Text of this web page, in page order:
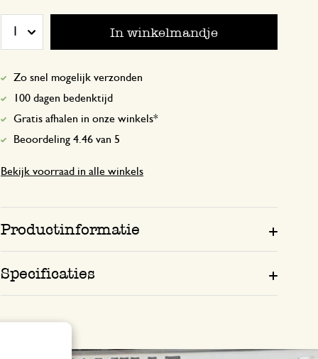
In winkelmandje
Zo snel mogelijk verzonden
100 dagen bedenktijd
Gratis afhalen in onze winkels*
Beoordeling 4.46 van 5
Bekijk voorraad in alle winkels
Productinformatie
Specificaties